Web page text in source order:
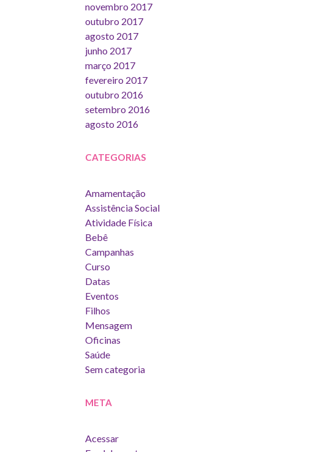
novembro 2017
outubro 2017
agosto 2017
junho 2017
março 2017
fevereiro 2017
outubro 2016
setembro 2016
agosto 2016
CATEGORIAS
Amamentação
Assistência Social
Atividade Física
Bebê
Campanhas
Curso
Datas
Eventos
Filhos
Mensagem
Oficinas
Saúde
Sem categoria
META
Acessar